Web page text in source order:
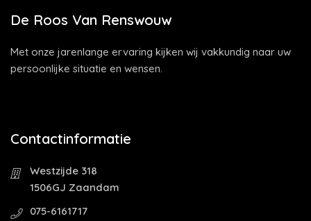
De Roos Van Renswouw
Met onze jarenlange ervaring kijken wij vakkundig naar uw
persoonlijke situatie en wensen.
Contactinformatie
Westzijde 318
1506GJ Zaandam
075-6161717